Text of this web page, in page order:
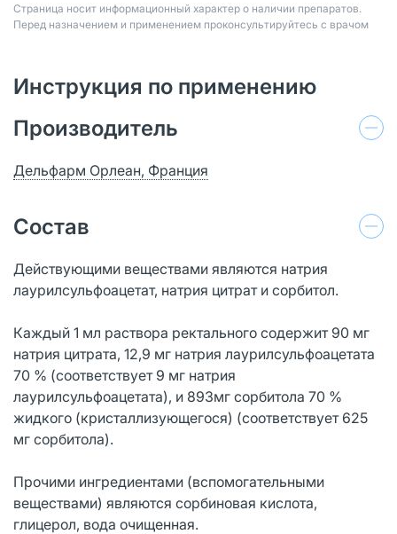
Страница носит информационный характер о наличии препаратов.
Перед назначением и применением проконсультируйтесь с врачом
Инструкция по применению
Производитель
Дельфарм Орлеан, Франция
Состав
Действующими веществами являются натрия
лаурилсульфоацетат, натрия цитрат и сорбитол.
Каждый 1 мл раствора ректального содержит 90 мг
натрия цитрата, 12,9 мг натрия лаурилсульфоацетата
70 % (соответствует 9 мг натрия
лаурилсульфоацетата), и 893мг сорбитола 70 %
жидкого (кристаллизующегося) (соответствует 625
мг сорбитола).
Прочими ингредиентами (вспомогательными
веществами) являются сорбиновая кислота,
глицерол, вода очищенная.